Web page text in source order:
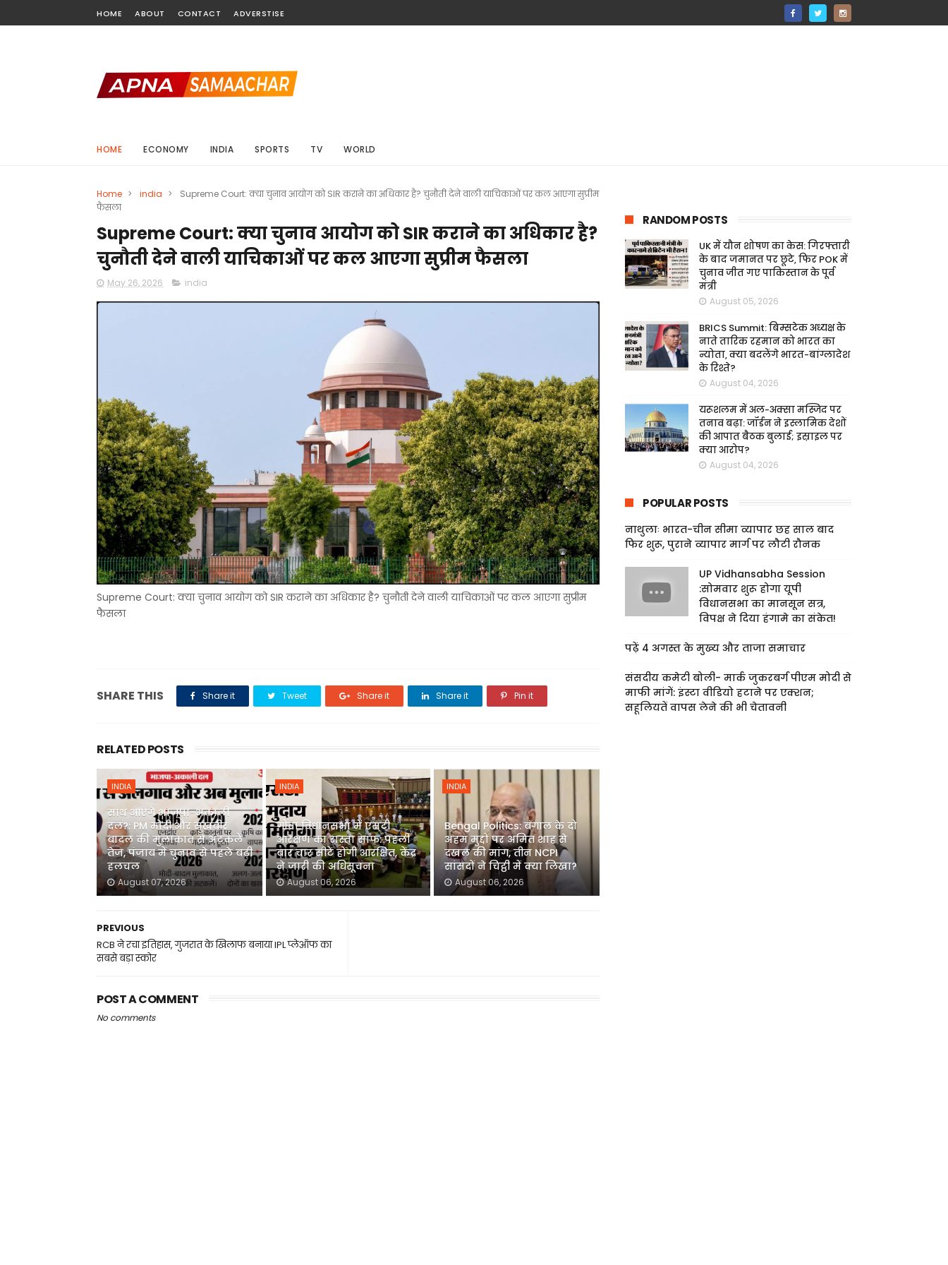
HOME ABOUT CONTACT ADVERSTISE
HOME ECONOMY INDIA SPORTS TV WORLD
Home > india >
Supreme Court: क्या चुनाव आयोग को SIR कराने का अधिकार है? चुनौती देने वाली याचिकाओं पर कल आएगा सुप्रीम
फैसला
Supreme Court: क्या चुनाव आयोग को SIR कराने का अधिकार है?
चुनौती देने वाली याचिकाओं पर कल आएगा सुप्रीम फैसला
May 26, 2026 india
Supreme Court: क्या चुनाव आयोग को SIR कराने का अधिकार है? चुनौती देने वाली याचिकाओं पर कल आएगा सुप्रीम
फैसला
SHARE THIS Share it Tweet Share it Share it Pin it
RELATED POSTS
INDIA
साथ आएंगे भाजपा-अकाली
दल?: PM मोदी और सुखबीर
बादल की मुलाकात से अटकलें
तेज, पंजाब में चुनाव से पहले बढ़ी
हलचल
August 07, 2026
INDIA
गोवा विधानसभा में एसटी
आरक्षण का रास्ता साफ: पहली
बार चार सीटें होंगी आरक्षित, केंद्र
ने जारी की अधिसूचना
August 06, 2026
INDIA
Bengal Politics: बंगाल के दो
अहम मुद्दों पर अमित शाह से
दखल की मांग, तीन NCPI
सांसदों ने चिट्ठी में क्या लिखा?
August 06, 2026
PREVIOUS
RCB ने रचा इतिहास, गुजरात के खिलाफ बनाया IPL प्लेऑफ का
सबसे बड़ा स्कोर
POST A COMMENT
No comments
RANDOM POSTS
UK में यौन शोषण का केस: गिरफ्तारी
के बाद जमानत पर छूटे, फिर POK में
चुनाव जीत गए पाकिस्तान के पूर्व
मंत्री
August 05, 2026
BRICS Summit: बिम्सटेक अध्यक्ष के
नाते तारिक रहमान को भारत का
न्योता, क्या बदलेंगे भारत-बांग्लादेश
के रिश्ते?
August 04, 2026
यरूशलम में अल-अक्सा मस्जिद पर
तनाव बढ़ा: जॉर्डन ने इस्लामिक देशों
की आपात बैठक बुलाई; इस्राइल पर
क्या आरोप?
August 04, 2026
POPULAR POSTS
नाथुलाः भारत-चीन सीमा व्यापार छह साल बाद
फिर शुरू, पुराने व्यापार मार्ग पर लौटी रौनक
UP Vidhansabha Session
:सोमवार शुरू होगा यूपी
विधानसभा का मानसून सत्र,
विपक्ष ने दिया हंगामे का संकेत!
पढ़ें 4 अगस्त के मुख्य और ताजा समाचार
संसदीय कमेटी बोली- मार्क जुकरबर्ग पीएम मोदी से
माफी मांगें: इंस्टा वीडियो हटाने पर एक्शन;
सहूलियतें वापस लेने की भी चेतावनी